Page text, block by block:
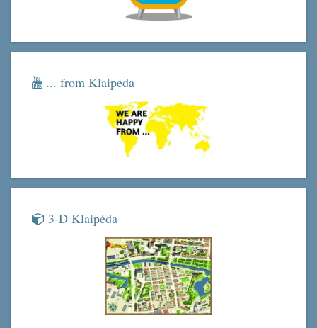
... from Klaipeda
3-D Klaipėda